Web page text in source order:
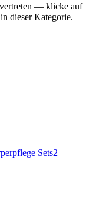
vertreten — klicke auf
dieser Kategorie.
Sets2